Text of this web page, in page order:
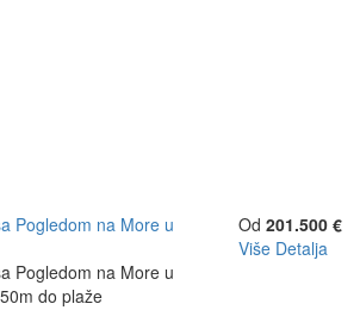
Pogledom na More u
Pogledom na More u
do plaže
Od 201.500 €
Više Detalja